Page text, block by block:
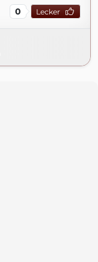
0 Lecker